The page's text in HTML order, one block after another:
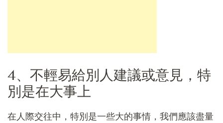
4、不輕易給別人建議或意見，特
別是在大事上
在人際交往中，特別是一些大的事情，我們應該盡量